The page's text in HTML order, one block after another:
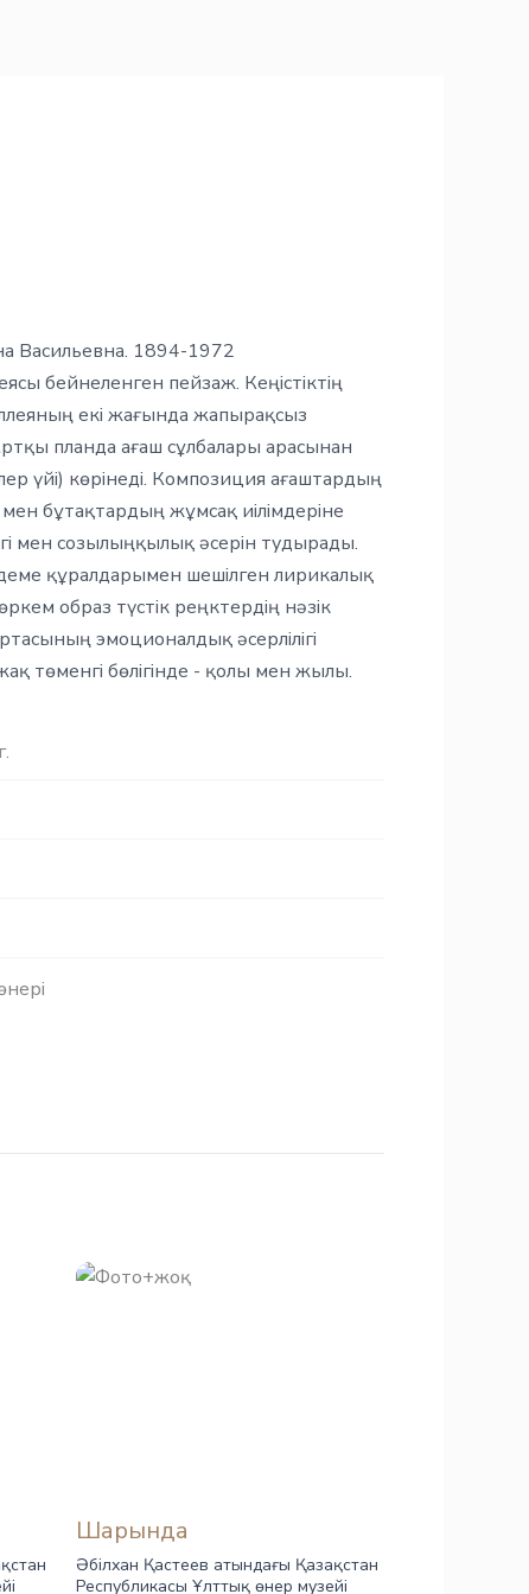
Васильевна. 1894-1972
бейнеленген пейзаж. Кеңістіктің
екі жағында жапырақсыз
планда ағаш сұлбалары арасынан
үйі) көрінеді. Композиция ағаштардың
бұтақтардың жұмсақ иілімдеріне
мен созылыңқылық әсерін тудырады.
құралдарымен шешілген лирикалық
образ түстік реңктердің нәзік
эмоционалдық әсерлілігі
төменгі бөлігінде - қолы мен жылы.
Шарында
Әбілхан Қастеев атындағы Қазақстан
Республикасы Ұлттық өнер музейі